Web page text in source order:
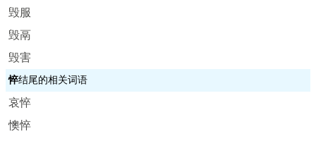
毁服
毁鬲
毁害
悴结尾的相关词语
哀悴
懊悴